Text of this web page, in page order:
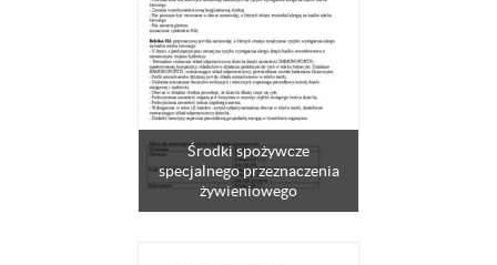
Środki spożywcze
specjalnego przeznaczenia
żywieniowego